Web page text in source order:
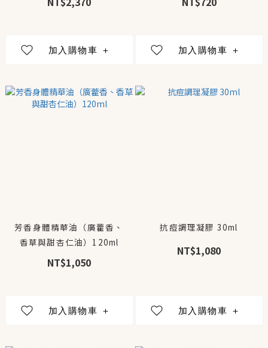
芳香身體精華油（廣藿香、
香草與甜杏仁油）120ml
NT$1,050
抗痘調理凝膠 30ml
NT$1,080